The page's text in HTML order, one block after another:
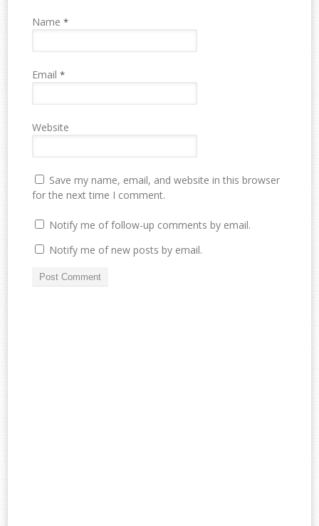
Name*
Email*
Website
Save my name, email, and website in this browser
for the next time I comment.
Notify me of follow-up comments by email.
Notify me of new posts by email.